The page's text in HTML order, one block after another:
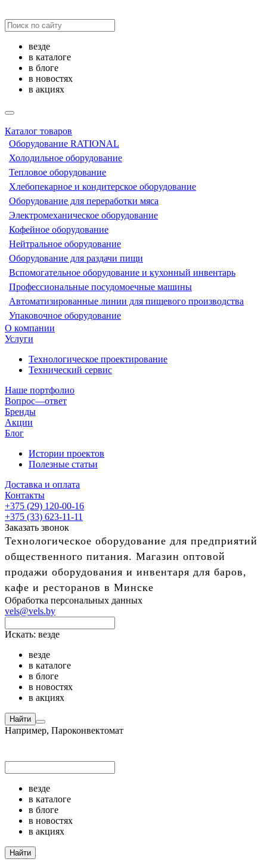
везде
в каталоге
в блоге
в новостях
в акциях
Каталог товаров
Оборудование RATIONAL
Холодильное оборудование
Тепловое оборудование
Хлебопекарное и кондитерское оборудование
Оборудование для переработки мяса
Электромеханическое оборудование
Кофейное оборудование
Нейтральное оборудование
Оборудование для раздачи пищи
Вспомогательное оборудование и кухонный инвентарь
Профессиональные посудомоечные машины
Автоматизированные линии для пищевого производства
Упаковочное оборудование
О компании
Услуги
Технологическое проектирование
Технический сервис
Наше портфолио
Вопрос—ответ
Бренды
Акции
Блог
Истории проектов
Полезные статьи
Доставка и оплата
Контакты
+375 (29) 120-00-16
+375 (33) 623-11-11
Заказать звонок
Технологическое оборудование для предприятий
общественного питания. Магазин оптовой
продажи оборудования и инвентаря для баров,
кафе и ресторанов в Минске
Обработка персональных данных
vels@vels.by
Искать: везде
везде
в каталоге
в блоге
в новостях
в акциях
Найти
Например, Пароконвектомат
везде
в каталоге
в блоге
в новостях
в акциях
Найти